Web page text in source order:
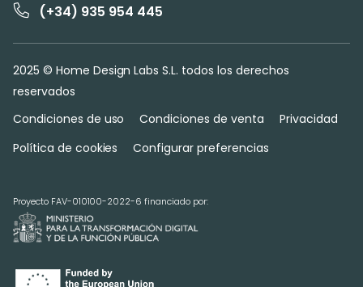
(+34) 935 954 445
2025 © Home Design Labs S.L. todos los derechos
reservados
Condiciones de uso
Condiciones de venta
Privacidad
Política de cookies
Configurar preferencias
Proyecto FAV-010100-2022-6 financiado por: